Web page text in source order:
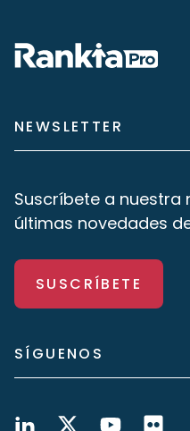
NEWSLETTER
Suscríbete a nuestra
últimas novedades
SUSCRÍBETE
SÍGUENOS